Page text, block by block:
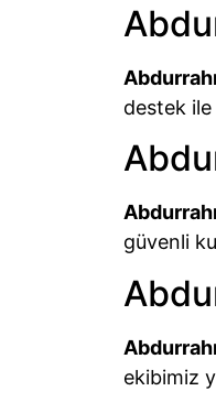
destek ile
güvenli
ekibimiz